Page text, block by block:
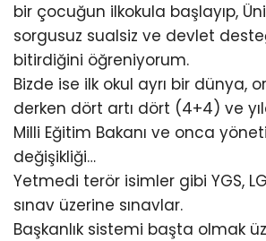
bir çocuğun ilkokula başlayıp,
sorgusuz sualsiz ve devlet
bitirdiğini öğreniyorum.
Bizde ise ilk okul ayrı bir dünya,
derken dört artı dört (4+4) ve
Milli Eğitim Bakanı ve onca
değişikliği…
Yetmedi terör isimler gibi YGS,
sınav üzerine sınavlar.
Başkanlık sistemi başta olmak